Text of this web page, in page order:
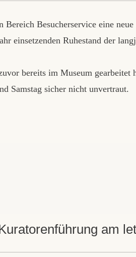
Bereich Besucherservice eine
einsetzenden Ruhestand der
bereits im Museum gearbeitet
Samstag sicher nicht unvertraut.
am